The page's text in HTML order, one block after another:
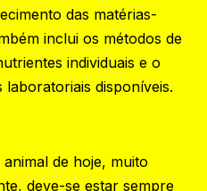
das matérias-
inclui os métodos de
individuais e o
laboratoriais disponíveis.‍
de hoje, muito
deve-se estar sempre